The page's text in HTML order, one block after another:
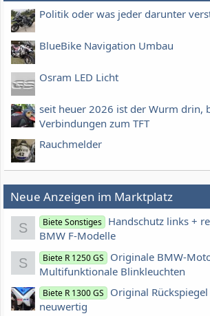
Politik oder was jeder darunter
BlueBike Navigation Umbau
Osram LED Licht
seit heuer 2026 ist der Wurm drin,
Verbindungen zum TFT
Rauchmelder
Neue Anzeigen im Marktplatz
S Biete Sonstiges Handschutz links +
BMW F-Modelle
S Biete R 1250 GS
Originale BMW-
Multifunktionale Blinkleuchten
Biete R 1300 GS
Original
neuwertig